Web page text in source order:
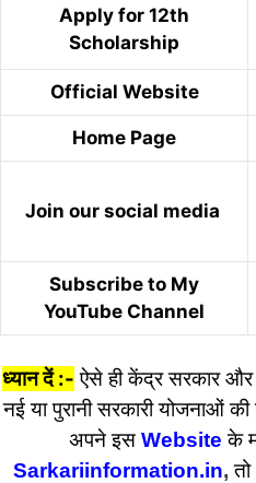
Apply for 12th
Scholarship
Official Website
Home Page
Join our social media
Subscribe to My
YouTube Channel
ध्यान दें :- ऐसे ही केंद्र सरकार और
नई या पुरानी सरकारी योजनाओं
अपने इसWebsite के
Sarkariinformation.in,